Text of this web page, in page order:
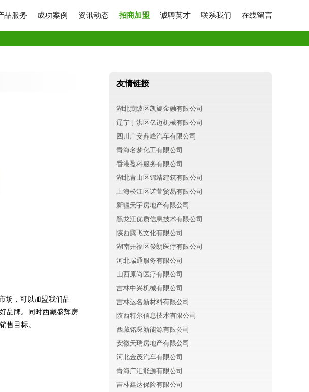
品服务 成功案例 资讯动态 招商加盟 诚聘英才 联系我们 在线留言
场，可以加盟我们品
品牌。同时西藏盛辉房
售目标。
友情链接
湖北黄陂区凯旋金融有限公司
辽宁于洪区亿迈机械有限公司
四川广安鼎峰汽车有限公司
青海名梦化工有限公司
香港盈科服务有限公司
湖北青山区锦靖建筑有限公司
上海松江区诺萱贸易有限公司
新疆天宇房地产有限公司
黑龙江优质信息技术有限公司
陕西腾飞文化有限公司
湖南开福区俊朗医疗有限公司
河北瑞通服务有限公司
山西原尚医疗有限公司
吉林中兴机械有限公司
吉林运名新材料有限公司
陕西特尔信息技术有限公司
西藏铭琛新能源有限公司
安徽天瑞房地产有限公司
河北金茂汽车有限公司
青海广汇能源有限公司
吉林鑫达保险有限公司